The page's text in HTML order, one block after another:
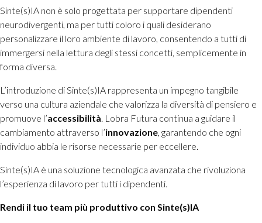
Sinte(s)IA non è solo progettata per supportare dipendenti
neurodivergenti, ma per tutti coloro i quali desiderano
personalizzare il loro ambiente di lavoro, consentendo a tutti di
immergersi nella lettura degli stessi concetti, semplicemente in
forma diversa.
L’introduzione di Sinte(s)IA rappresenta un impegno tangibile
verso una cultura aziendale che valorizza la diversità di pensiero e
promuove l’accessibilità. Lobra Futura continua a guidare il
cambiamento attraverso l’innovazione, garantendo che ogni
individuo abbia le risorse necessarie per eccellere.
Sinte(s)IA è una soluzione tecnologica avanzata che rivoluziona
l’esperienza di lavoro per tutti i dipendenti.
Rendi il tuo team più produttivo con Sinte(s)IA